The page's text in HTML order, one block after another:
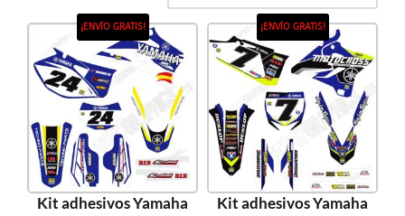
¡ENVÍO GRATIS!
Kit adhesivos Yamaha
¡ENVÍO GRATIS!
Kit adhesivos Yamaha